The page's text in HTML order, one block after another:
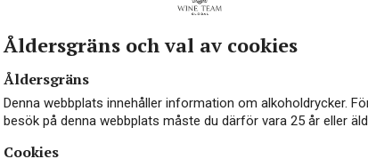
Åldersgräns och val av cookies
Åldersgräns
Denna webbplats innehåller information om alkoholdrycker.
besök på denna webbplats måste du därför vara 25 år eller
Cookies